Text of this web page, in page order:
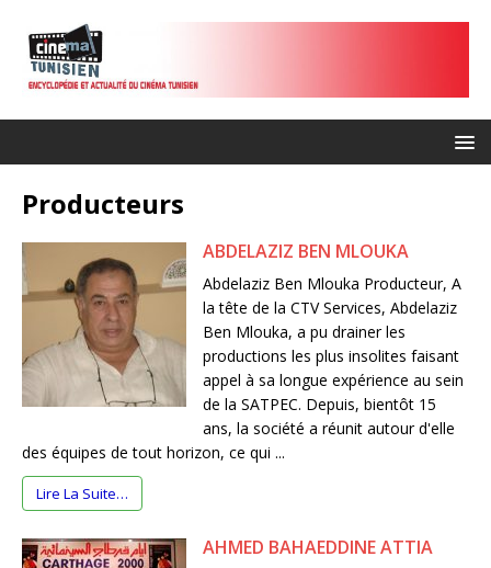
Producteurs
ABDELAZIZ BEN MLOUKA
Abdelaziz Ben Mlouka Producteur, A
la tête de la CTV Services, Abdelaziz
Ben Mlouka, a pu drainer les
productions les plus insolites faisant
appel à sa longue expérience au sein
de la SATPEC. Depuis, bientôt 15
ans, la société a réunit autour d'elle
des équipes de tout horizon, ce qui ...
Lire La Suite…
AHMED BAHAEDDINE ATTIA